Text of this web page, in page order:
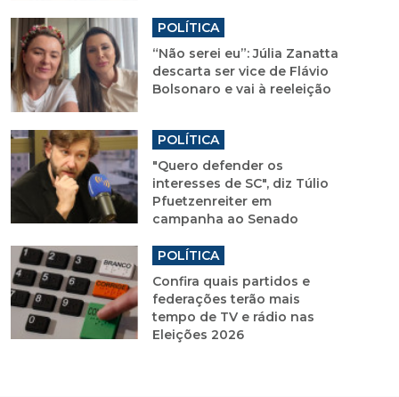
POLÍTICA
“Não serei eu”: Júlia Zanatta
descarta ser vice de Flávio
Bolsonaro e vai à reeleição
POLÍTICA
"Quero defender os
interesses de SC", diz Túlio
Pfuetzenreiter em
campanha ao Senado
POLÍTICA
Confira quais partidos e
federações terão mais
tempo de TV e rádio nas
Eleições 2026